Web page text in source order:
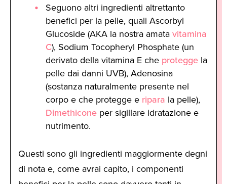
Seguono altri ingredienti altrettanto
benefici per la pelle, quali Ascorbyl
Glucoside (AKA la nostra amata vitamina
C), Sodium Tocopheryl Phosphate (un
derivato della vitamina E che protegge la
pelle dai danni UVB), Adenosina
(sostanza naturalmente presente nel
corpo e che protegge e ripara la pelle),
Dimethicone per sigillare idratazione e
nutrimento.
Questi sono gli ingredienti maggiormente degni
di nota e, come avrai capito, i componenti